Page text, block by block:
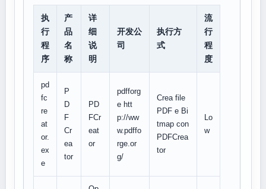
执
行
程
序
产
品
名
称
详
细
说
明
开发公
司
执行方
式
流
行
程
度
pd
fc
re
at
or.
ex
e
P
D
F
Cr
ea
tor
PD
FCr
eat
or
pdfforg
e htt
p://ww
w.pdffo
rge.or
g/
Crea file
PDF e Bi
tmap con
PDFCrea
tor
Lo
w